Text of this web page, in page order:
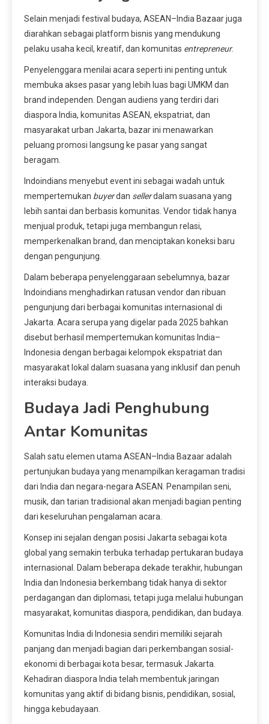
Selain menjadi festival budaya, ASEAN–India Bazaar juga
diarahkan sebagai platform bisnis yang mendukung
pelaku usaha kecil, kreatif, dan komunitas entrepreneur.
Penyelenggara menilai acara seperti ini penting untuk
membuka akses pasar yang lebih luas bagi UMKM dan
brand independen. Dengan audiens yang terdiri dari
diaspora India, komunitas ASEAN, ekspatriat, dan
masyarakat urban Jakarta, bazar ini menawarkan
peluang promosi langsung ke pasar yang sangat
beragam.
Indoindians menyebut event ini sebagai wadah untuk
mempertemukan buyerdan sellerdalam suasana yang
lebih santai dan berbasis komunitas. Vendor tidak hanya
menjual produk, tetapi juga membangun relasi,
memperkenalkan brand, dan menciptakan koneksi baru
dengan pengunjung.
Dalam beberapa penyelenggaraan sebelumnya, bazar
Indoindians menghadirkan ratusan vendor dan ribuan
pengunjung dari berbagai komunitas internasional di
Jakarta. Acara serupa yang digelar pada 2025 bahkan
disebut berhasil mempertemukan komunitas India–
Indonesia dengan berbagai kelompok ekspatriat dan
masyarakat lokal dalam suasana yang inklusif dan penuh
interaksi budaya.
Budaya Jadi Penghubung
Antar Komunitas
Salah satu elemen utama ASEAN–India Bazaar adalah
pertunjukan budaya yang menampilkan keragaman tradisi
dari India dan negara-negara ASEAN. Penampilan seni,
musik, dan tarian tradisional akan menjadi bagian penting
dari keseluruhan pengalaman acara.
Konsep ini sejalan dengan posisi Jakarta sebagai kota
global yang semakin terbuka terhadap pertukaran budaya
internasional. Dalam beberapa dekade terakhir, hubungan
India dan Indonesia berkembang tidak hanya di sektor
perdagangan dan diplomasi, tetapi juga melalui hubungan
masyarakat, komunitas diaspora, pendidikan, dan budaya.
Komunitas India di Indonesia sendiri memiliki sejarah
panjang dan menjadi bagian dari perkembangan sosial-
ekonomi di berbagai kota besar, termasuk Jakarta.
Kehadiran diaspora India telah membentuk jaringan
komunitas yang aktif di bidang bisnis, pendidikan, sosial,
hingga kebudayaan.